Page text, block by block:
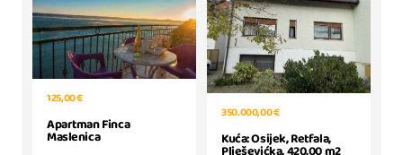
125,00 €
Apartman Finca
Maslenica
350.000,00 €
Kuća: Osijek, Retfala,